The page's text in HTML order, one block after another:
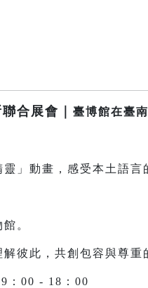
合展會｜ 臺博館在臺
動畫，感受本土語言
。
此，共創包容與尊重
：00 - 18：00